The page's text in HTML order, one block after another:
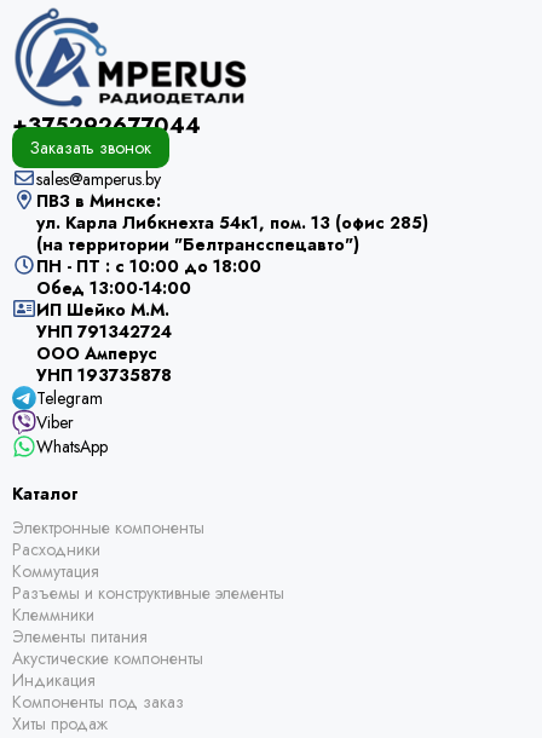
+375292677044
Заказать звонок
sales@amperus.by
ПВЗ в Минске:
ул. Карла Либкнехта 54к1, пом. 13 (офис 285)
(на территории "Белтрансспецавто")
ПН - ПТ : с 10:00 до 18:00
Обед 13:00-14:00
ИП Шейко М.М.
УНП 791342724
ООО Амперус
УНП 193735878
Telegram
Viber
WhatsApp
Каталог
Электронные компоненты
Расходники
Коммутация
Разъемы и конструктивные элементы
Клеммники
Элементы питания
Акустические компоненты
Индикация
Компоненты под заказ
Хиты продаж